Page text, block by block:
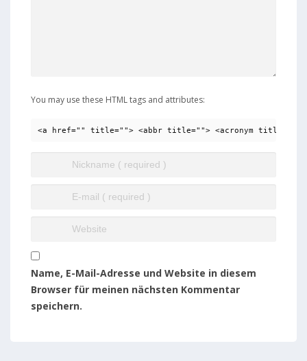
You may use these HTML tags and attributes:
<a href="" title=""> <abbr title=""> <acronym title="">
Name, E-Mail-Adresse und Website in diesem
Browser für meinen nächsten Kommentar
speichern.